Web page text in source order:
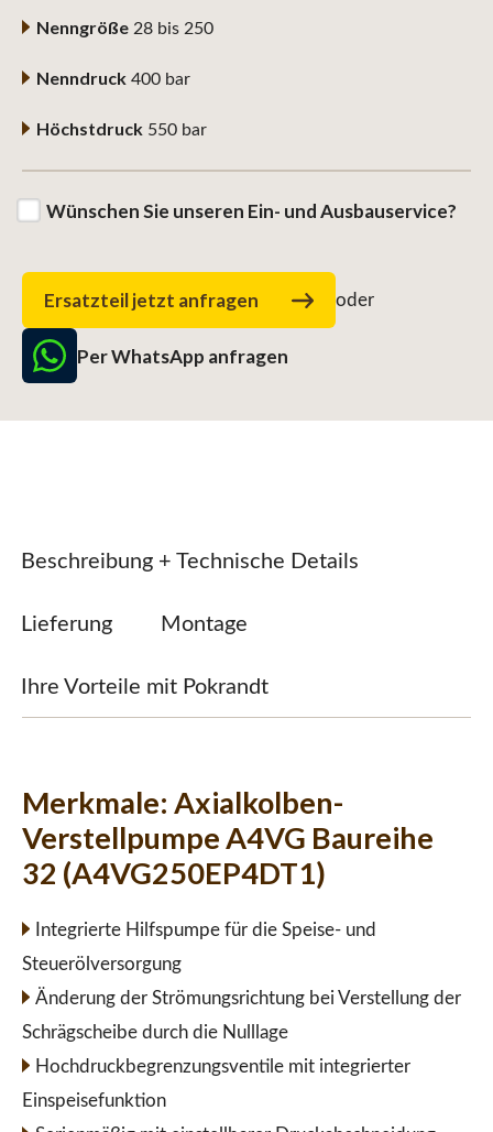
Nenngröße 28 bis 250
Nenndruck 400 bar
Höchstdruck 550 bar
Wünschen Sie unseren Ein- und Ausbauservice?
Ersatzteil jetzt anfragen oder
Per WhatsApp anfragen
Beschreibung + Technische Details
Lieferung Montage
Ihre Vorteile mit Pokrandt
Merkmale: Axialkolben-
Verstellpumpe A4VG Baureihe
32 (A4VG250EP4DT1)
Integrierte Hilfspumpe für die Speise- und
Steuerölversorgung
Änderung der Strömungsrichtung bei Verstellung der
Schrägscheibe durch die Nulllage
Hochdruckbegrenzungsventile mit integrierter
Einspeisefunktion